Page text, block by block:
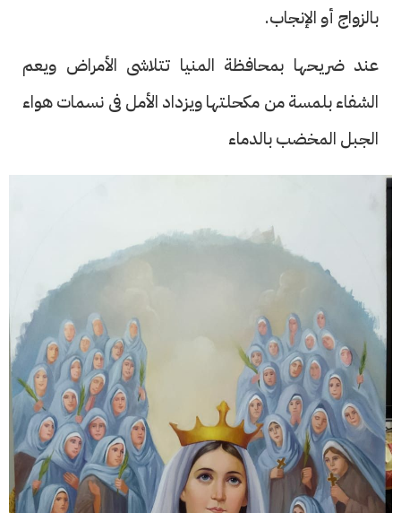
بالزواج أو الإنجاب.
عند ضريحها بمحافظة المنيا تتلاشى الأمراض ويعم
الشفاء بلمسة من مكحلتها ويزداد الأمل فى نسمات هواء
الجبل المخضب بالدماء